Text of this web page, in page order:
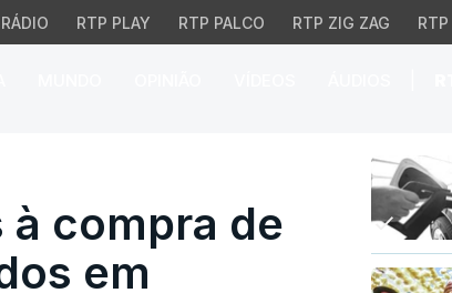
RÁDIO RTP PLAY RTP PALCO RTP ZIG ZAG
compra de
à compra de
em